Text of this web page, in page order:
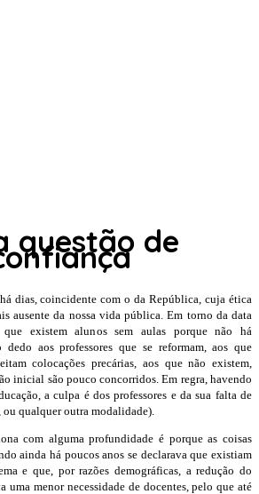
questão de
dias, coincidente com o da República, cuja ética
ausente da nossa vida pública. Em torno da data
que existem alunos sem aulas porque não há
dedo aos professores que se reformam, aos que
colocações precárias, aos que não existem,
inicial são pouco concorridos. Em regra, havendo
a culpa é dos professores e da sua falta de
qualquer outra modalidade).
com alguma profundidade é porque as coisas
ainda há poucos anos se declarava que existiam
e que, por razões demográficas, a redução do
uma menor necessidade de docentes, pelo que até